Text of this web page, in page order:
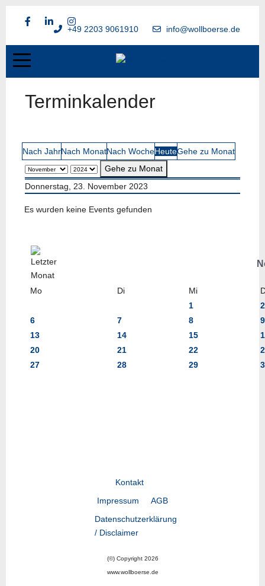
+49 2203 9061910 info@wollboerse.de
Terminkalender
Nach JahrNach MonatNach WocheHeuteGehe zu Monat
Gehe zu Monat
Donnerstag, 23. November 2023
Es wurden keine Events gefunden
Mo Di Mi
1
2
6
7 8
9
13
14 15
20
21 22
27
28 29
Kontakt
Impressum
AGB
Datenschutzerklärung
/ Disclaimer
(©) Copyright 2026
www.wollboerse.de